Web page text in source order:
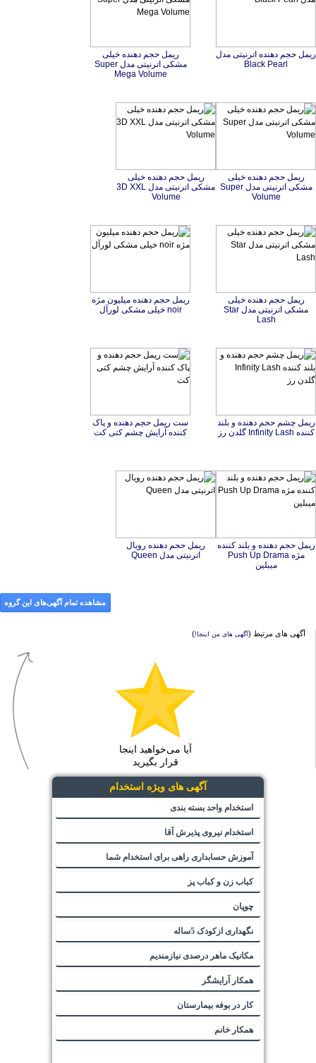
ریمل حجم دهنده اترنیتی مدل
Black Pearl
ریمل حجم دهنده خیلی
مشکی اترنیتی مدل Super
Mega Volume
ریمل حجم دهنده خیلی
مشکی اترنیتی مدل Super
Volume
ریمل حجم دهنده خیلی
مشکی اترنیتی مدل 3D XXL
Volume
ریمل حجم دهنده خیلی
مشکی اترنیتی مدل Star
Lash
ریمل حجم دهنده میلیون مژه
noir خیلی مشکی لورآل
ریمل چشم حجم دهنده و بلند
کننده Infinity Lash گلدن رز
ست ریمل حجم دهنده و پاک
کننده آرایش چشم کتی کت
ریمل حجم دهنده و بلند کننده
مژه Push Up Drama
میبلین
ریمل حجم دهنده رویال
اترنیتی مدل Queen
مشاهده تمام آگهی‌های این گروه
آگهی های مرتبط (آگهی های من اینجا!)
آیا می‌خواهید اینجا
قرار بگیرید
آگهی های ویژه استخدام
استخدام واحد بسته بندی
استخدام نیروی پذیرش آقا
آموزش حسابداری راهی برای استخدام شما
کباب زن و کباب پز
چوپان
نگهداری ازکودک 5ساله
مکانیک ماهر درصدی نیازمندیم
همکار آرایشگر
کار در بوفه بیمارستان
همکار خانم